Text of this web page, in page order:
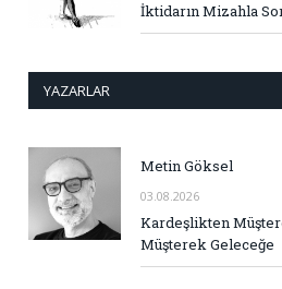
İktidarın Mizahla
YAZARLAR
Metin Göksel
03.08.2026
Kardeşlikten
Müşterek Geleceğe